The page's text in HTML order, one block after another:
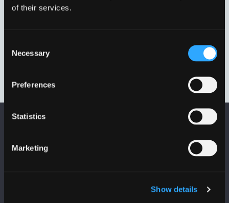
of their services.
Selection
Necessary
Preferences
Statistics
Marketing
Show details
TILBEHØR (12)